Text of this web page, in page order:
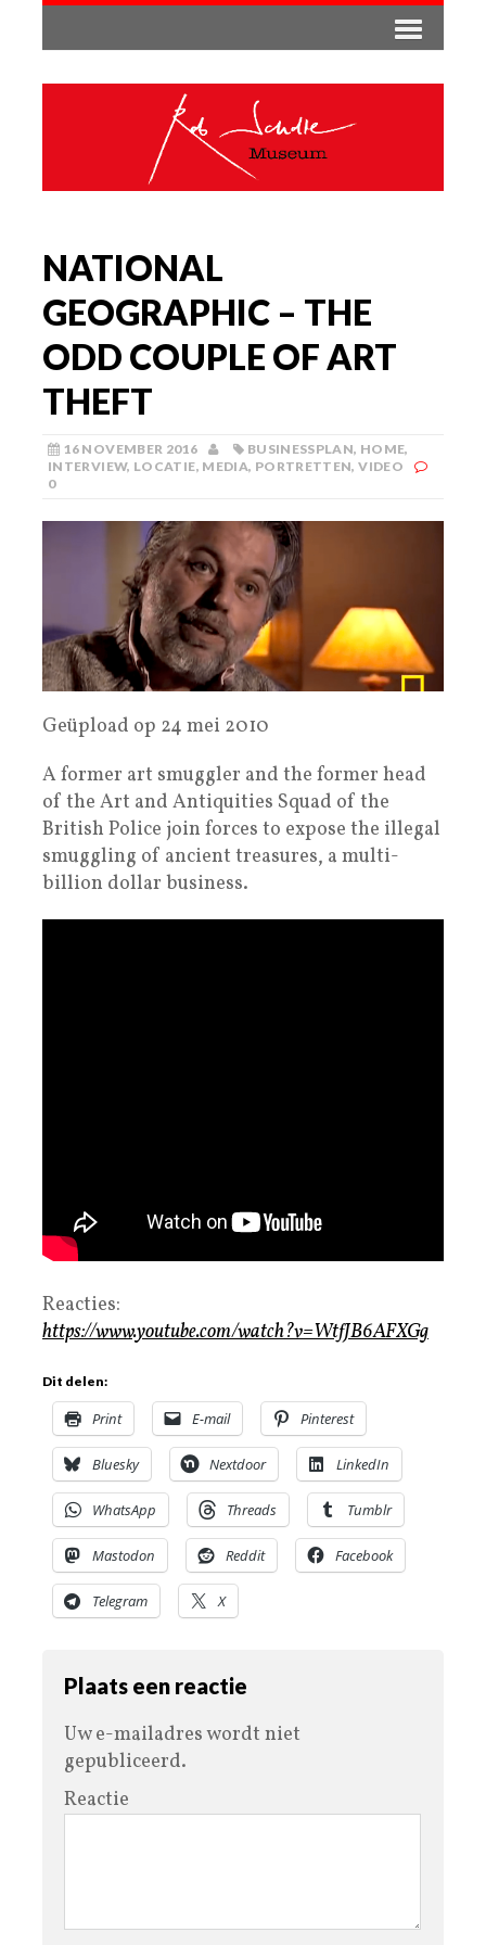
NATIONAL
GEOGRAPHIC – THE
ODD COUPLE OF ART
THEFT
16 NOVEMBER 2016 BUSINESSPLAN, HOME,
INTERVIEW, LOCATIE, MEDIA, PORTRETTEN,VIDEO
0
Geüpload op 24 mei 2010
A former art smuggler and the former head
of the Art and Antiquities Squad of the
British Police join forces to expose the illegal
smuggling of ancient treasures, a multi-
billion dollar business.
Reacties:
https://www.youtube.com/watch?v=WtfJB6AFXGg
Dit delen:
Print E-mail Pinterest
Bluesky Nextdoor LinkedIn
WhatsApp Threads Tumblr
Mastodon Reddit Facebook
Telegram X
Plaats een reactie
Uw e-mailadres wordt niet
gepubliceerd.
Reactie